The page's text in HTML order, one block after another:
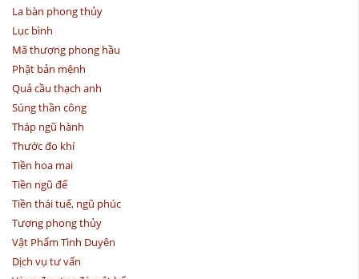
La bàn phong thủy
Lục bình
Mã thượng phong hầu
Phật bản mệnh
Quả cầu thạch anh
Súng thần công
Tháp ngũ hành
Thước đo khí
Tiền hoa mai
Tiền ngũ đế
Tiền thái tuế, ngũ phúc
Tượng phong thủy
Vật Phẩm Tình Duyên
Dịch vụ tư vấn